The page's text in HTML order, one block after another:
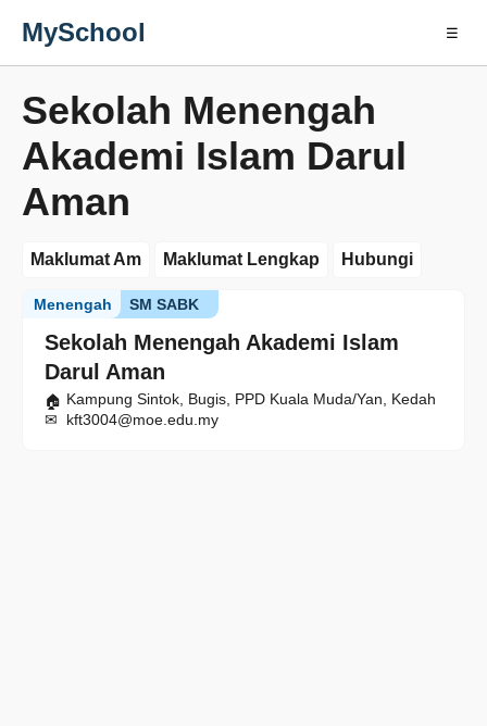
MySchool ☰
Sekolah Menengah
Akademi Islam Darul
Aman
Maklumat Am Maklumat Lengkap Hubungi
Sekolah Menengah Akademi Islam
Darul Aman
SM SABK
Menengah
Kampung Sintok, Bugis, PPD Kuala Muda/Yan, Kedah
kft3004@moe.edu.my